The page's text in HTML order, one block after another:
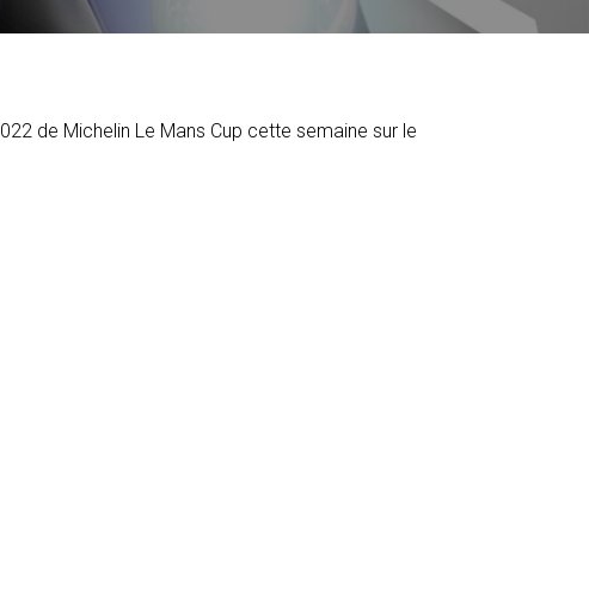
de Michelin Le Mans Cup cette semaine sur le